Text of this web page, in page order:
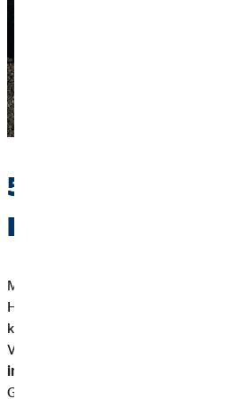
5 einfache Tipps,
Hochzeitsplanung
Mit ein paar einfachen Tricks und
Hochzeitsplanung und eurem Budget
könnt ihr dann für eure erste große
Verheiratete nutzen oder für die
investieren
Geld spart.